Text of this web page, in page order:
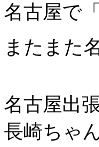
名古屋で
またまた
名古屋出
長崎ちゃ